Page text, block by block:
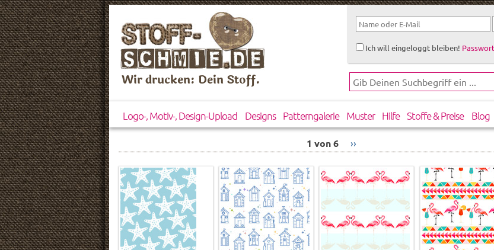
Wir drucken: Dein Stoff.
Ich will eingeloggt bleiben!
Logo-, Motiv-, Design-Upload Designs Patterngalerie Muster Hilfe Stoffe & Preise Blog
1 von 6 ››